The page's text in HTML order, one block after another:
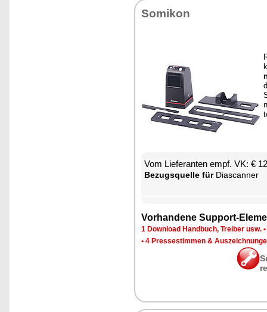
So­mi­kon
Vom Lie­fe­ran­ten empf. VK: €
Be­zugs­quel­le fürDiascan­ner
Vor­han­de­ne Sup­port-
1 Down­load Hand­buch, Trei­ber usw. •
• 4 Pres­se­stim­men &